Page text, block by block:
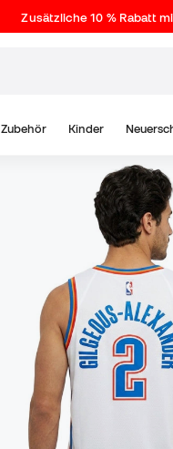
Zusätzliche 10 % Rabatt
Zubehör Kinder